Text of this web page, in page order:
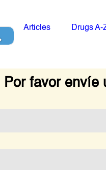
Articles Drugs A-
favor envíe